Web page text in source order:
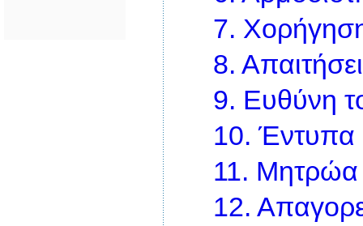
7.
8.
9. Ευθύνη
10.Έντυπα
11. Μητρώα
12.